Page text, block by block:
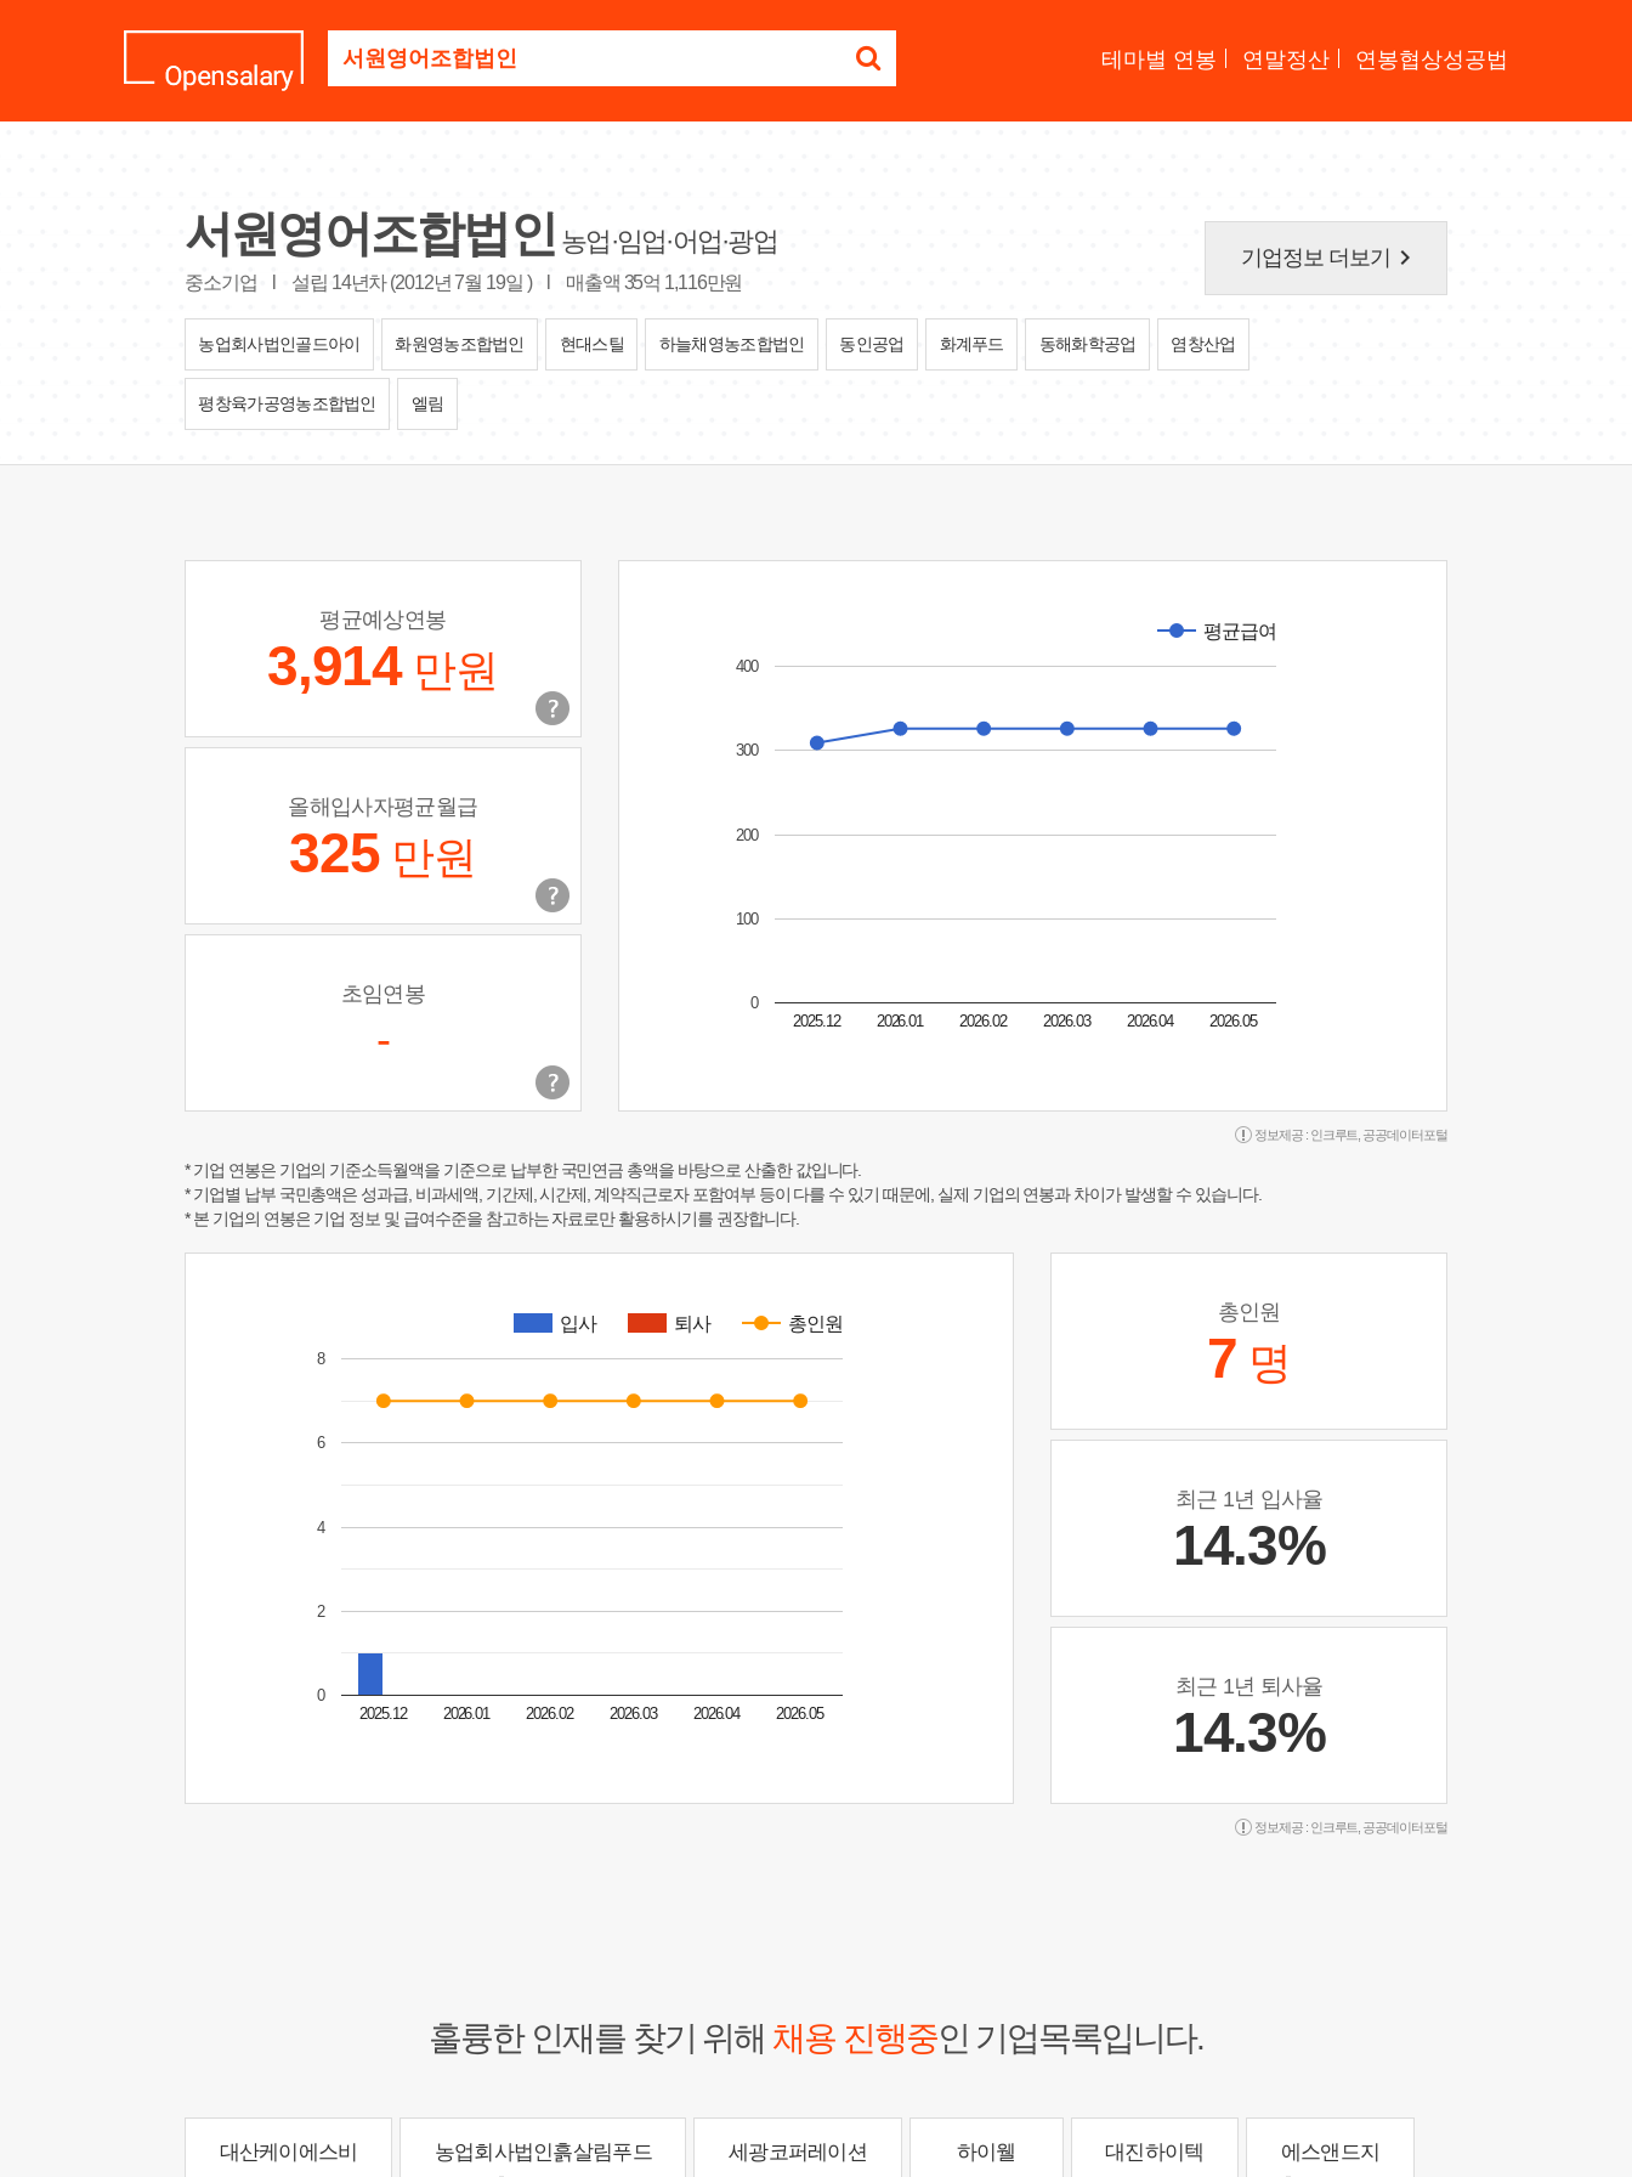
업
명
세
요
테마별 연봉 연말정산 연봉협상성공법
서원영어조합법인 농업·임업·어업·광업
중소기업 설립 14년차 (2012년 7월 19일 ) 매출액 35억 1,116만원
기업정보 더보기 keyboard_arrow_right
농업회사법인골드아이 화원영농조합법인 현대스틸 하늘채영농조합법인 동인공업 화계푸드 동해화학공업 염창산업
평창육가공영농조합법인 엘림
평균예상연봉
3,914 만원
올해입사자평균월급
325 만원
초임연봉
-
평균급여
2025.12 2026.01 2026.02 2026.03 2026.04 2026.05
0
100
200
300
400
정보제공 : 인크루트 공공데이터포털
* 기업 연봉은 기업의 기준소득월액을 기준으로 납부한 국민연금 총액을 바탕으로 산출한 값입니다.
* 기업별 납부 국민총액은 성과급, 비과세액, 기간제, 시간제, 계약직근로자 포함여부 등이 다를 수 있기 때문에, 실제 기업의 연봉과 차이가 발생할 수 있습니다.
* 본 기업의 연봉은 기업 정보 및 급여수준을 참고하는 자료로만 활용하시기를 권장합니다.
입사 퇴사 총인원
2025.12 2026.01 2026.02 2026.03 2026.04 2026.05
0
2
4
6
8
총인원
7 명
최근 1년 입사율
14.3%
최근 1년 퇴사율
14.3%
정보제공 : 인크루트 공공데이터포털
훌륭한 인재를 찾기 위해 채용 진행중인 기업목록입니다.
대산케이에스비 농업회사법인흙살림푸드 세광코퍼레이션 하이웰 대진하이텍 에스앤드지